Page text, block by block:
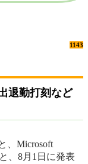
1143
退勤打刻など
、Microsoft
、8月1日に発表